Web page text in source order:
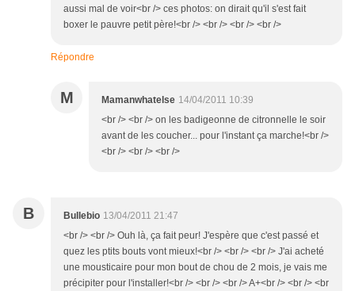
aussi mal de voir<br /> ces photos: on dirait qu'il s'est fait
boxer le pauvre petit père!<br /> <br /> <br /> <br />
Répondre
M Mamanwhatelse 14/04/2011 10:39
<br /> <br /> on les badigeonne de citronnelle le soir
avant de les coucher... pour l'instant ça marche!<br />
<br /> <br /> <br />
B Bullebio 13/04/2011 21:47
<br /> <br /> Ouh là, ça fait peur! J'espère que c'est passé et
quez les ptits bouts vont mieux!<br /> <br /> <br /> J'ai acheté
une mousticaire pour mon bout de chou de 2 mois, je vais me
précipiter pour l'installer!<br /> <br /> <br /> A+<br /> <br /> <br